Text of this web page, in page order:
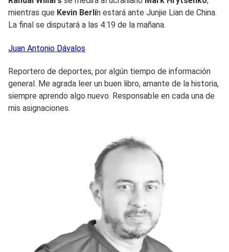
mientras que Kevin Berlín estará ante Junjie Lian de China.
La final se disputará a las 4:19 de la mañana.
Juan Antonio Dávalos
Reportero de deportes, por algún tiempo de información
general. Me agrada leer un buen libro, amante de la historia,
siempre aprendo algo nuevo. Responsable en cada una de
mis asignaciones.